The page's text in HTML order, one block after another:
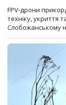
FPV-дрони
техніку, укриття
Слобожанському